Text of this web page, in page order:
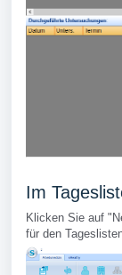
Im
Klicken Sie auf
für den